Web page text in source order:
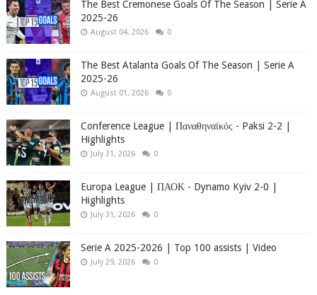
The Best Cremonese Goals Of The Season | Serie A
2025-26
August 04, 2026 0
The Best Atalanta Goals Of The Season | Serie A
2025-26
August 01, 2026 0
Conference League | Παναθηναϊκός - Paksi 2-2 |
Highlights
July 31, 2026 0
Europa League | ΠΑΟΚ - Dynamo Kyiv 2-0 |
Highlights
July 31, 2026 0
Serie A 2025-2026 | Top 100 assists | Video
July 29, 2026 0